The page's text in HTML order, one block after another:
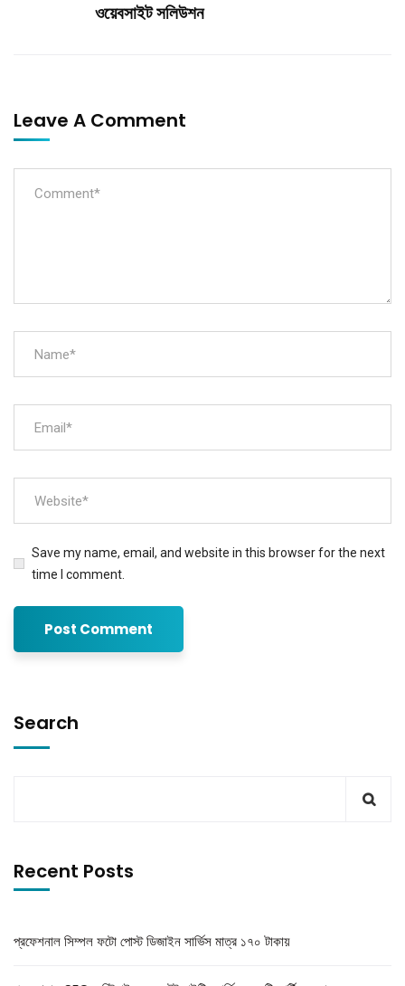
ওয়েবসাইট সলিউশন
Leave A Comment
Save my name, email, and website in this browser for the next
time I comment.
Search
Recent Posts
প্রফেশনাল সিম্পল ফটো পোস্ট ডিজাইন সার্ভিস মাত্র ১৭০ টাকায়